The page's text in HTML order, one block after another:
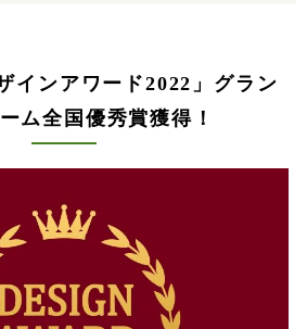
インアワード2022」グラン
ム全国優秀賞獲得！